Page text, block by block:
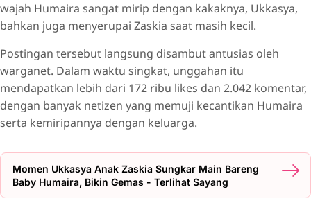
wajah Humaira sangat mirip dengan kakaknya, Ukkasya,
bahkan juga menyerupai Zaskia saat masih kecil.
Postingan tersebut langsung disambut antusias oleh
warganet. Dalam waktu singkat, unggahan itu
mendapatkan lebih dari 172 ribu likes dan 2.042 komentar,
dengan banyak netizen yang memuji kecantikan Humaira
serta kemiripannya dengan keluarga.
Momen Ukkasya Anak Zaskia Sungkar Main Bareng
Baby Humaira, Bikin Gemas - Terlihat Sayang